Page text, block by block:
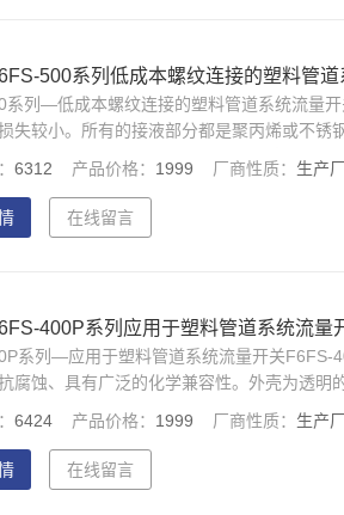
500系列低成本螺纹连接的塑料管
系列—低成本螺纹连接的塑料管道系统流量
失较小。所有的接液部分都是聚丙烯或不锈
度需求。内装5A继电器，可控制较高负载，
、激光器等
6312 产品价格： 1999 厂商性质： 生产
在线留言
400P系列应用于塑料管道系统流量
系列—应用于塑料管道系统流量开关
腐蚀、具有广泛的化学兼容性。外壳为透明
件，只需少量的维护工作就能具有很长的寿
场所
6424 产品价格： 1999 厂商性质： 生产
在线留言